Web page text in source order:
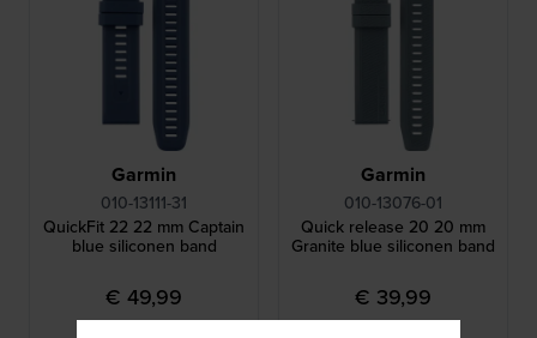
Garmin
010-13111-31
QuickFit 22 22 mm Captain
blue siliconen band
€ 49,99
Garmin
010-13076-01
Quick release 20 20 mm
Granite blue siliconen band
€ 39,99